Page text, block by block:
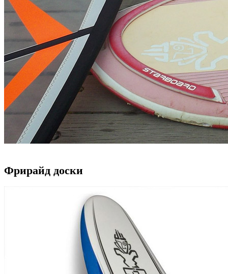
Фрирайд доски